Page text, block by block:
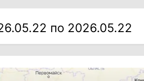
по 2026.05.22